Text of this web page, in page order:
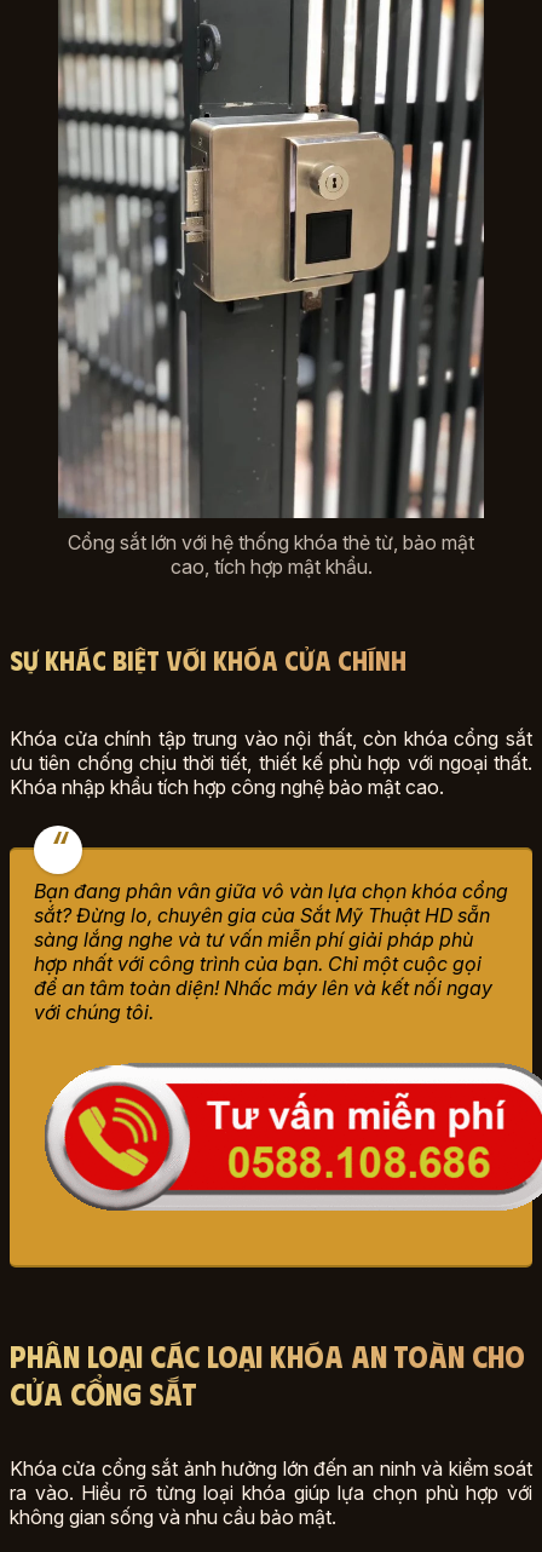
Cổng sắt lớn với hệ thống khóa thẻ từ, bảo mật
cao, tích hợp mật khẩu.
Sự Khác Biệt Với Khóa Cửa Chính
Khóa cửa chính tập trung vào nội thất, còn khóa cổng sắt
ưu tiên chống chịu thời tiết, thiết kế phù hợp với ngoại thất.
Khóa nhập khẩu tích hợp công nghệ bảo mật cao.
Bạn đang phân vân giữa vô vàn lựa chọn khóa cổng
sắt? Đừng lo, chuyên gia của Sắt Mỹ Thuật HD sẵn
sàng lắng nghe và tư vấn miễn phí giải pháp phù
hợp nhất với công trình của bạn. Chỉ một cuộc gọi
để an tâm toàn diện! Nhấc máy lên và kết nối ngay
với chúng tôi.
Phân Loại Các Loại Khóa An Toàn Cho
Cửa Cổng Sắt
Khóa cửa cổng sắt ảnh hưởng lớn đến an ninh và kiểm soát
ra vào. Hiểu rõ từng loại khóa giúp lựa chọn phù hợp với
không gian sống và nhu cầu bảo mật.